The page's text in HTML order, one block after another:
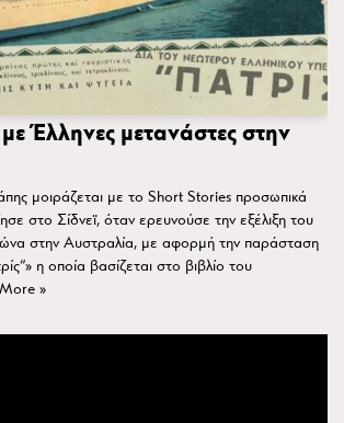
Έλληνες μετανάστες στην
μοιράζεται με το Short Stories προσωπικά
στο Σίδνεϊ, όταν ερευνούσε την εξέλιξη του
στην Αυστραλία, με αφορμή την παράσταση
η οποία βασίζεται στο βιβλίο του
»